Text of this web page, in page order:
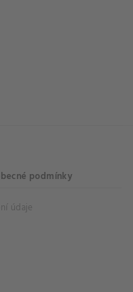
podmínky
údaje